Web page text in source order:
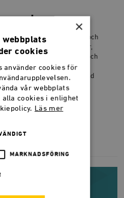
Dennis Avorin, analytiker och
semesterlagens olika delar,
lagstadgad semesterdag och
av lagen. I vilken
egentligen sin semester, vad
borde det vara lagligt att
eller
×
webbplats
cookies
använder cookies för
vår webbplats
cookies i enlighet
Läs mer
MARKNADSFÖRING